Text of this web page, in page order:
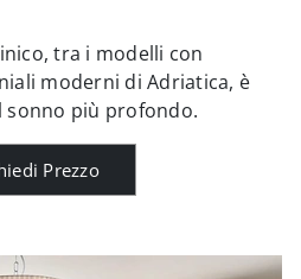
tra i modelli con
moderni di Adriatica, è
più profondo.
Prezzo